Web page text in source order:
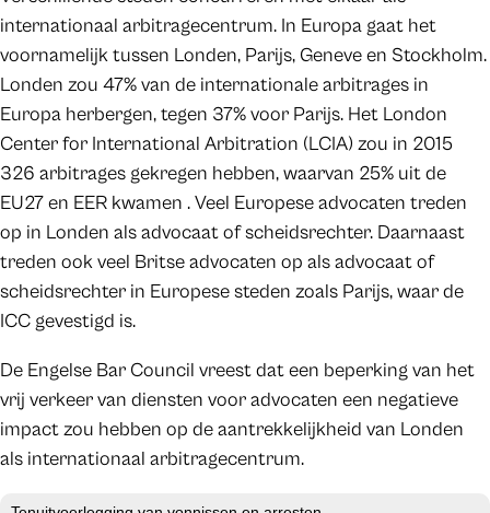
internationaal arbitragecentrum. In Europa gaat het
voornamelijk tussen Londen, Parijs, Geneve en Stockholm.
Londen zou 47% van de internationale arbitrages in
Europa herbergen, tegen 37% voor Parijs. Het London
Center for International Arbitration (LCIA) zou in 2015
326 arbitrages gekregen hebben, waarvan 25% uit de
EU27 en EER kwamen . Veel Europese advocaten treden
op in Londen als advocaat of scheidsrechter. Daarnaast
treden ook veel Britse advocaten op als advocaat of
scheidsrechter in Europese steden zoals Parijs, waar de
ICC gevestigd is.
De Engelse Bar Council vreest dat een beperking van het
vrij verkeer van diensten voor advocaten een negatieve
impact zou hebben op de aantrekkelijkheid van Londen
als internationaal arbitragecentrum.